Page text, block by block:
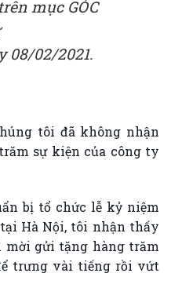
mục GÓC
08/02/2021.
tôi đã không nhận
sự kiện của công ty
bị tổ chức lễ kỷ niệm
Hà Nội, tôi nhận thấy
gửi tặng hàng trăm
trưng vài tiếng rồi vứt